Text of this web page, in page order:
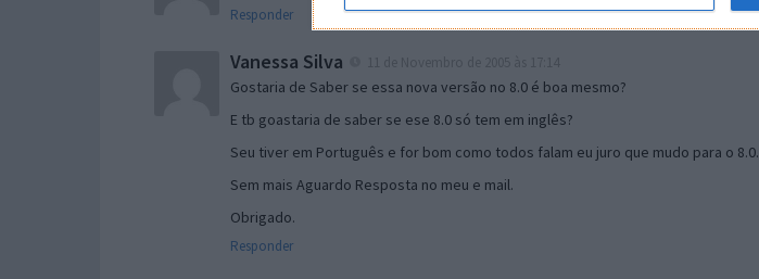
Responder
Vanessa Silva
Gostaria de Saber se essa nova versão no 8.0 é boa mesmo?
E tb goastaria de saber se ese 8.0 só tem em inglês?
Seu tiver em Português e for bom como todos falam eu juro que mudo para o 8.0.
Sem mais Aguardo Resposta no meu e mail.
Obrigado.
Responder